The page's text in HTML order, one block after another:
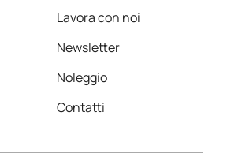
Lavora con noi
Newsletter
Noleggio
Contatti